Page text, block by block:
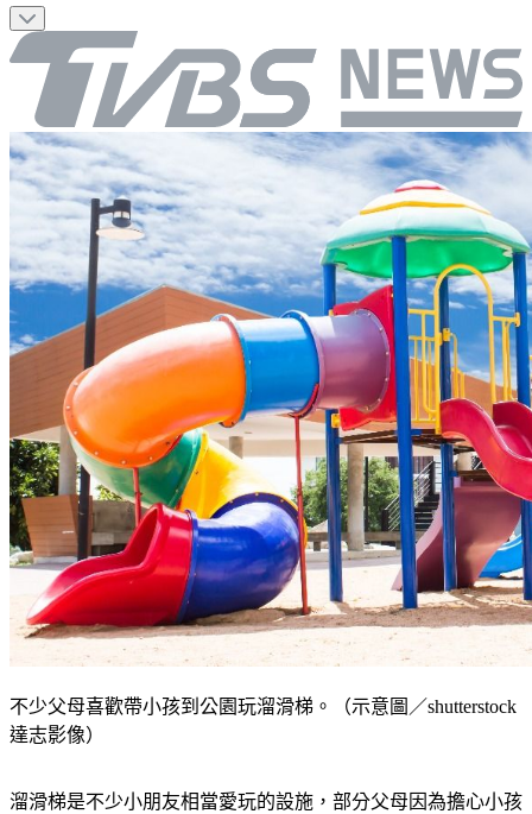
不少父母喜歡帶小孩到公園玩溜滑梯。（示意圖／shutterstock
達志影像）
溜滑梯是不少小朋友相當愛玩的設施，部分父母因為擔心小孩